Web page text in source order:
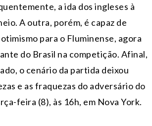
a ida dos ingleses à
A outra, porém, é capaz de
para o Fluminense, agora
do Brasil na competição. Afinal,
o cenário da partida deixou
e as fraquezas do adversário do
feira (8), às 16h, em Nova York.